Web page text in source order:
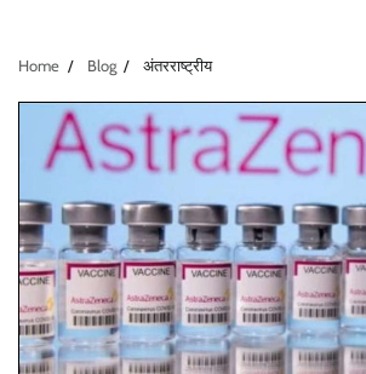
Home Blog अंतरराष्ट्रीय